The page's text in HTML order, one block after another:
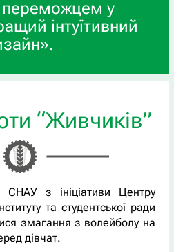
переможцем у
інтуїтивний
“Живчиків”
з ініціативи Центру
та студентської ради
змагання з волейболу на
дівчат.